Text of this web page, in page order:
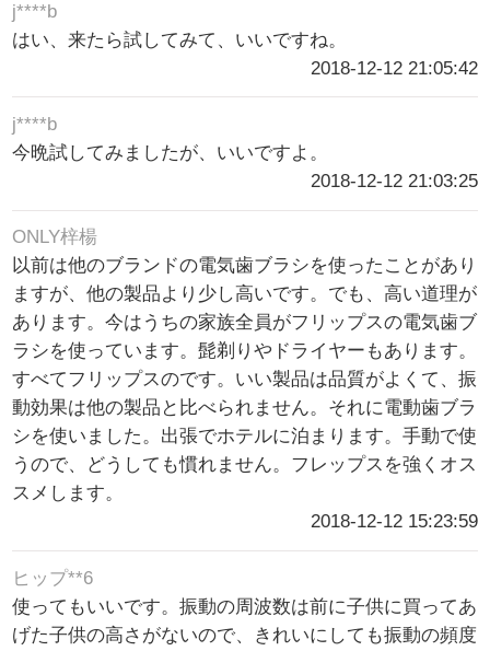
j****b
はい、来たら試してみて、いいですね。
2018-12-12 21:05:42
j****b
今晩試してみましたが、いいですよ。
2018-12-12 21:03:25
ONLY梓楊
以前は他のブランドの電気歯ブラシを使ったことがあり
ますが、他の製品より少し高いです。でも、高い道理が
あります。今はうちの家族全員がフリップスの電気歯ブ
ラシを使っています。髭剃りやドライヤーもあります。
すべてフリップスのです。いい製品は品質がよくて、振
動効果は他の製品と比べられません。それに電動歯ブラ
シを使いました。出張でホテルに泊まります。手動で使
うので、どうしても慣れません。フレップスを強くオス
スメします。
2018-12-12 15:23:59
ヒップ**6
使ってもいいです。振動の周波数は前に子供に買ってあ
げた子供の高さがないので、きれいにしても振動の頻度